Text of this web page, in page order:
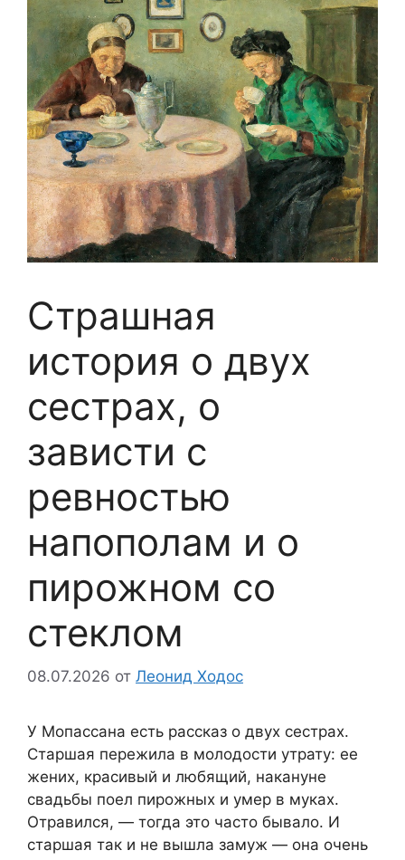
Страшная
история о двух
сестрах, о
зависти с
ревностью
напополам и о
пирожном со
стеклом
08.07.2026 от Леонид Ходос
У Мопассана есть рассказ о двух сестрах.
Старшая пережила в молодости утрату: ее
жених, красивый и любящий, накануне
свадьбы поел пирожных и умер в муках.
Отравился, — тогда это часто бывало. И
старшая так и не вышла замуж — она очень